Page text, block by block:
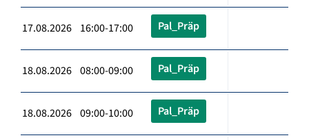
17.08.2026 16:00-17:00 Pal_Präp
18.08.2026 08:00-09:00 Pal_Präp
18.08.2026 09:00-10:00 Pal_Präp